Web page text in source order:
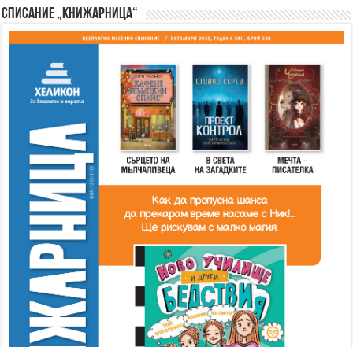
Списание „Книжарница“